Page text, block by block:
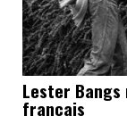
Lester
français